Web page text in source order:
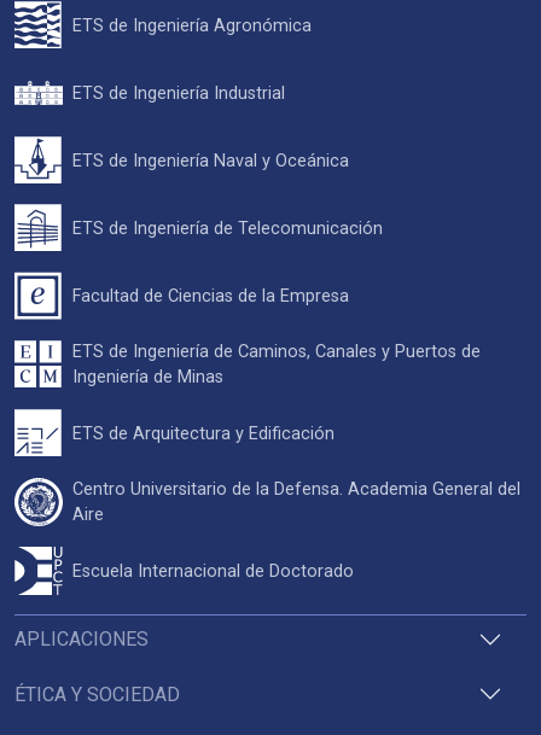
APLICACIONES
ÉTICA Y SOCIEDAD
ETS de Ingeniería Agronómica
ETS de Ingeniería Industrial
ETS de Ingeniería Naval y Oceánica
ETS de Ingeniería de Telecomunicación
Facultad de Ciencias de la Empresa
ETS de Ingeniería de Caminos, Canales y Puertos de
Ingeniería de Minas
ETS de Arquitectura y Edificación
Centro Universitario de la Defensa. Academia General del
Aire
Escuela Internacional de Doctorado